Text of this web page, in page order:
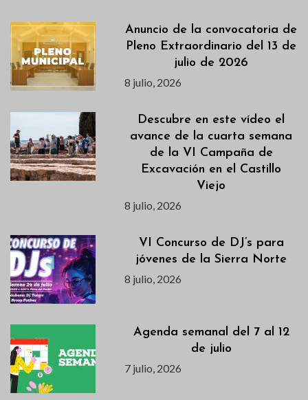
Anuncio de la convocatoria de
Pleno Extraordinario del 13 de
julio de 2026
8 julio, 2026
Descubre en este vídeo el
avance de la cuarta semana
de la VI Campaña de
Excavación en el Castillo
Viejo
8 julio, 2026
VI Concurso de DJ’s para
jóvenes de la Sierra Norte
8 julio, 2026
Agenda semanal del 7 al 12
de julio
7 julio, 2026